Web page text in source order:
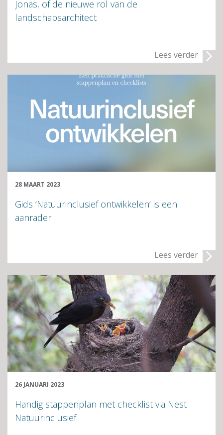
Jonas, of de nieuwe rol van de
landschapsarchitect
Lees verder
28 MAART 2023
Gids ‘Natuurinclusief ontwikkelen’ is een
aanrader
Lees verder
26 JANUARI 2023
Handig stappenplan met checklist via Nest
Natuurinclusief